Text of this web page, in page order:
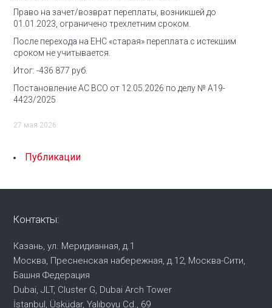
Право на зачет/возврат переплаты, возникшей до
01.01.2023, ограничено трехлетним сроком.
После перехода на ЕНС «старая» переплата с истекшим
сроком не учитывается.
Итог: -436 877 руб.
Постановление АС ВСО от 12.05.2026 по делу № А19-
4423/2025
27 мая 2026
Публикации
Контакты:
Казань, ул. Меридианная, д.1
Москва, Пресненская набережная, д.12, Москва-Сити,
Башня Федерация
Dubai, JLT, Cluster G, Dubai Arch Tower
İstanbul, Üsküdar, Yalıboyu Cd., 69